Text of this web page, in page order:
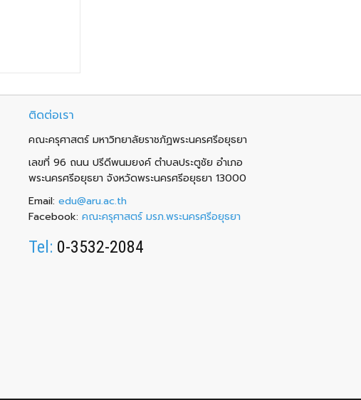
ติดต่อเรา
คณะครุศาสตร์ มหาวิทยาลัยราชภัฏพระนครศรีอยุธยา
เลขที่ 96 ถนน ปรีดีพนมยงค์ ตำบลประตูชัย อำเภอ
พระนครศรีอยุธยา จังหวัดพระนครศรีอยุธยา 13000
Email: edu@aru.ac.th
Facebook: คณะครุศาสตร์ มรภ.พระนครศรีอยุธยา
Tel: 0-3532-2084